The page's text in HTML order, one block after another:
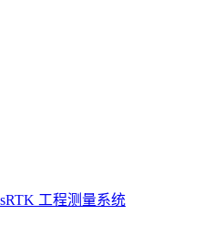
sRTK 工程测量系统